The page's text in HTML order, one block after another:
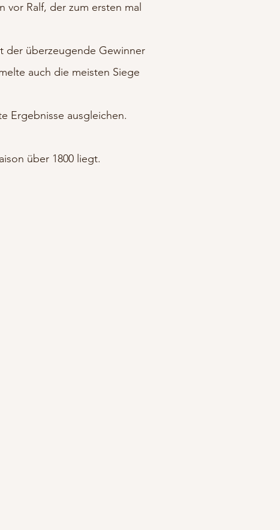
Ralf, der zum ersten mal
der überzeugende Gewinner
auch die meisten Siege
Ergebnisse ausgleichen.
über 1800 liegt.